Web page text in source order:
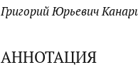
Григорий Юрьевич
АННОТАЦИЯ